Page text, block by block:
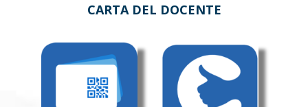
CARTA DEL DOCENTE